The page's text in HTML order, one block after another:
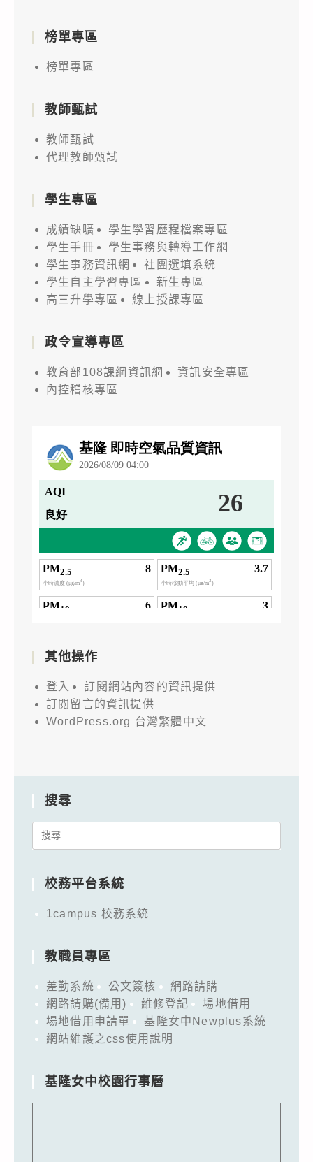
榜單專區
榜單專區
教師甄試
教師甄試
代理教師甄試
學生專區
成績缺曠
學生學習歷程檔案專區
學生手冊
學生事務與轉導工作網
學生事務資訊網
社團選填系統
學生自主學習專區
新生專區
高三升學專區
線上授課專區
政令宣導專區
教育部108課綱資訊網
資訊安全專區
內控稽核專區
其他操作
登入
訂閱網站內容的資訊提供
訂閱留言的資訊提供
WordPress.org 台灣繁體中文
搜尋
Search
校務平台系統
1campus 校務系統
教職員專區
差勤系統 公文簽核
網路請購
網路請購(備用)
維修登記
場地借用
場地借用申請單
基隆女中Newplus系統
網站維護之css使用說明
基隆女中校園行事曆